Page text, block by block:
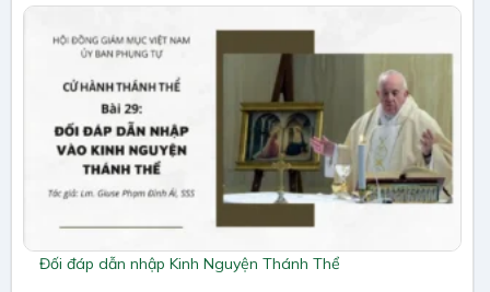
Đối đáp dẫn nhập Kinh Nguyện Thánh Thể